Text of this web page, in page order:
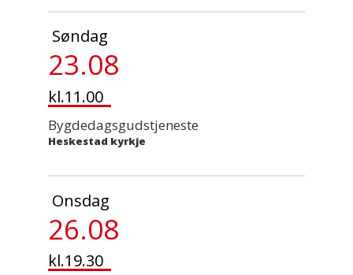
Søndag
23.08
kl.11.00
Bygdedagsgudstjeneste
Heskestad kyrkje
Onsdag
26.08
kl.19.30